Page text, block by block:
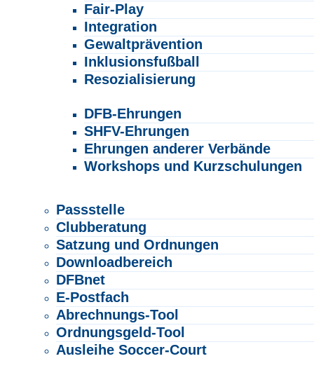
Fair-Play
Integration
Gewaltprävention
Inklusionsfußball
Resozialisierung
DFB-Ehrungen
SHFV-Ehrungen
Ehrungen anderer Verbände
Workshops und Kurzschulungen
Passstelle
Clubberatung
Satzung und Ordnungen
Downloadbereich
DFBnet
E-Postfach
Abrechnungs-Tool
Ordnungsgeld-Tool
Ausleihe Soccer-Court